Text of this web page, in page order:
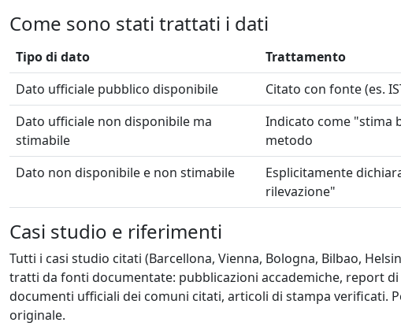
Come sono stati trattati i dati
Tipo di dato
Trattamento
Dato ufficiale pubblico disponibile
Citato con fonte (es.
Dato ufficiale non disponibile ma
stimabile
Indicato come "stima
metodo
Dato non disponibile e non stimabile
Esplicitamente
rilevazione"
Casi studio e riferimenti
Tutti i casi studio citati (Barcellona, Vienna, Bologna, Bilbao,
tratti da fonti documentate: pubblicazioni accademiche, report
documenti ufficiali dei comuni citati, articoli di stampa verificati.
originale.